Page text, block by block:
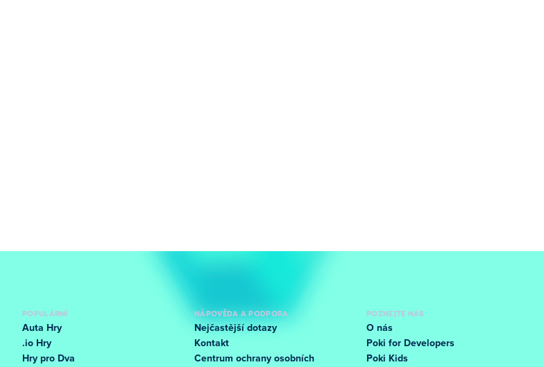
POPULÁRNÍ
Auta Hry
.io Hry
Hry pro Dva
NÁPOVĚDA A PODPORA
Nejčastější dotazy
Kontakt
Centrum ochrany osobních
POZNEJTE NÁS
O nás
Poki for Developers
Poki Kids